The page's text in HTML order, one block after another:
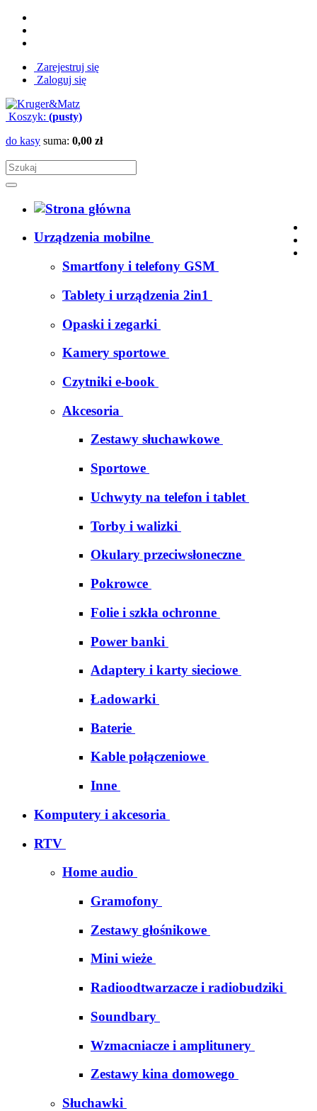
Zarejestruj się
Zaloguj się
Koszyk: (pusty)
do kasy suma: 0,00 zł
Urządzenia mobilne
Smartfony i telefony GSM
Tablety i urządzenia 2in1
Opaski i zegarki
Kamery sportowe
Czytniki e-book
Akcesoria
Zestawy słuchawkowe
Sportowe
Uchwyty na telefon i tablet
Torby i walizki
Okulary przeciwsłoneczne
Pokrowce
Folie i szkła ochronne
Power banki
Adaptery i karty sieciowe
Ładowarki
Baterie
Kable połączeniowe
Inne
Komputery i akcesoria
RTV
Home audio
Gramofony
Zestawy głośnikowe
Mini wieże
Radioodtwarzacze i radiobudziki
Soundbary
Wzmacniacze i amplitunery
Zestawy kina domowego
Słuchawki